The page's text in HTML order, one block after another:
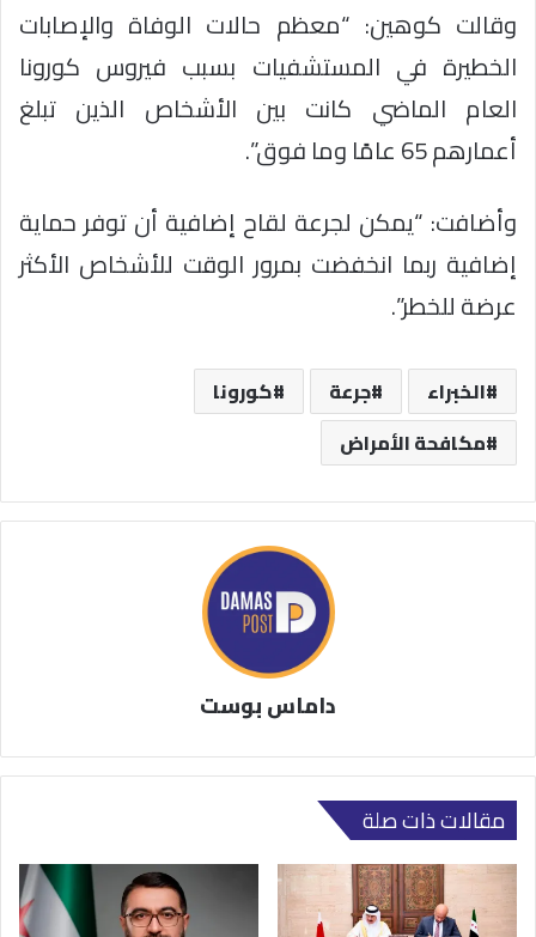
وقالت كوهين: “معظم حالات الوفاة والإصابات
الخطيرة في المستشفيات بسبب فيروس كورونا
العام الماضي كانت بين الأشخاص الذين تبلغ
أعمارهم 65 عامًا وما فوق”.
وأضافت: “يمكن لجرعة لقاح إضافية أن توفر حماية
إضافية ربما انخفضت بمرور الوقت للأشخاص الأكثر
عرضة للخطر”.
الخبراء جرعة
كورونا
مكافحة الأمراض
داماس بوست
مقالات ذات صلة